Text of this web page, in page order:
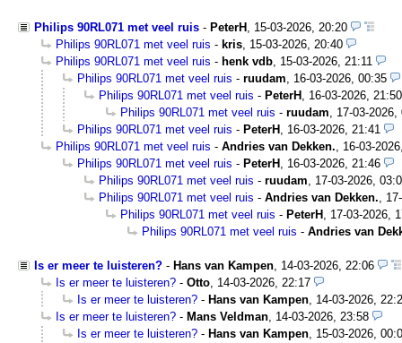
Philips 90RL071 met veel ruis - PeterH 15-03-2026, 20:20
Philips 90RL071 met veel ruis - kris 15-03-2026, 20:40
Philips 90RL071 met veel ruis - henk vdb 15-03-2026, 21:11
Philips 90RL071 met veel ruis - ruudam
16-03-2026, 00:35
Philips 90RL071 met veel ruis - PeterH 16-03-2026, 21:50
Philips 90RL071 met veel ruis - ruudam
17-03-2026,
Philips 90RL071 met veel ruis - PeterH 16-03-2026, 21:41
Philips 90RL071 met veel ruis - Andries van Dekken.
16-03-
Philips 90RL071 met veel ruis - PeterH 16-03-2026, 21:46
Philips 90RL071 met veel ruis - ruudam
17-03-2026,
Philips 90RL071 met veel ruis - Andries van Dekken.
Philips 90RL071 met veel ruis - PeterH 17-03-2026,
Philips 90RL071 met veel ruis - Andries van
Is er meer te luisteren? - Hans van Kampen, 14-03-2026, 22:06
Is er meer te luisteren? - Otto, 14-03-2026, 22:17
Is er meer te luisteren? - Hans van Kampen, 14-03-2026,
Is er meer te luisteren? - Mans Veldman, 14-03-2026, 23:58
Is er meer te luisteren? - Hans van Kampen, 15-03-2026,